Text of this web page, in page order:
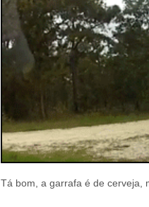
Tá bom, a garrafa é de cerveja,